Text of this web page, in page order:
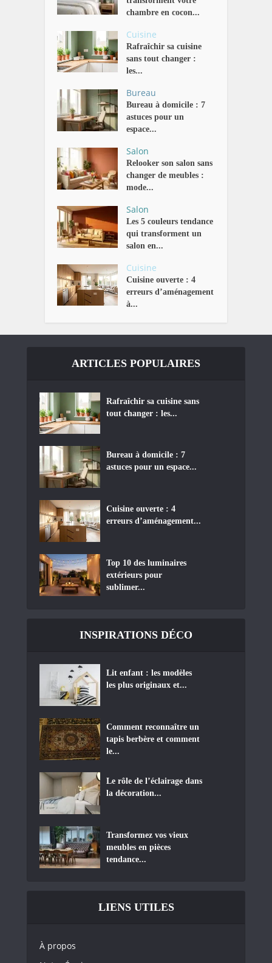
chambre en cocon...
Cuisine
Rafraîchir sa cuisine
sans tout changer :
les...
Bureau
Bureau à domicile : 7
astuces pour un
espace...
Salon
Relooker son salon sans
changer de meubles :
mode...
Salon
Les 5 couleurs tendance
qui transforment un
salon en...
Cuisine
Cuisine ouverte : 4
erreurs d’aménagement
à...
ARTICLES POPULAIRES
Rafraîchir sa cuisine sans
tout changer : les...
Bureau à domicile : 7
astuces pour un espace...
Cuisine ouverte : 4
erreurs d’aménagement...
Top 10 des luminaires
extérieurs pour
sublimer...
INSPIRATIONS DÉCO
Lit enfant : les modèles
les plus originaux et...
Comment reconnaître un
tapis berbère et comment
le...
Le rôle de l’éclairage dans
la décoration...
Transformez vos vieux
meubles en pièces
tendance...
LIENS UTILES
À propos